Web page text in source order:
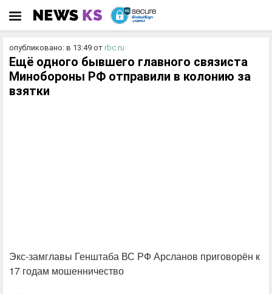
опубликовано: в 13:49 от rbc.ru
Ещё одного бывшего главного связиста
Минобороны РФ отправили в колонию за
взятки
Экс-замглавы Генштаба ВС РФ Арсланов приговорён к
17 годам мошенничество